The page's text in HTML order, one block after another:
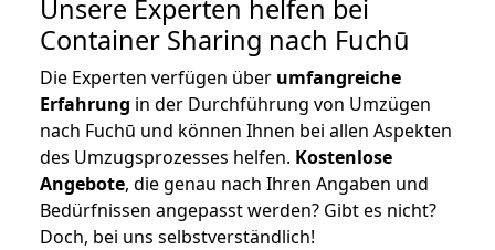
Unsere Experten helfen bei
Container Sharing nach Fuchū
Die Experten verfügen über umfangreiche
Erfahrung in der Durchführung von Umzügen
nach Fuchū und können Ihnen bei allen Aspekten
des Umzugsprozesses helfen. Kostenlose
Angebote, die genau nach Ihren Angaben und
Bedürfnissen angepasst werden? Gibt es nicht?
Doch, bei uns selbstverständlich!